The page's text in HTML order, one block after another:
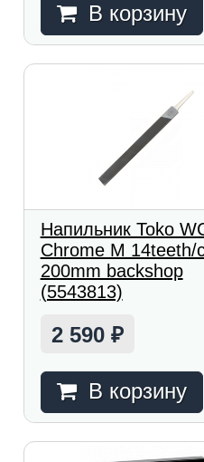
В корзину
Напильник Toko
Chrome M 14teeth/
200mm backshop
(5543813)
2 590 ₽
В корзину